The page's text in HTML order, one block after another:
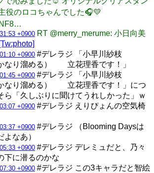
役のロコちゃんでした🎧💛
+0900 RT @merry_merume: 小日向美
[Tw:photo]
+0900 #デレラジ 「小早川紗枝
り溜める） 立花理香です！」
+0900 #デレラジ 「小早川紗枝
り溜める） 立花理香です！」につ
ら「久しぶりに聞けてうれしかった」ｗ
+0900 #デレラジ えりぴょんの空気椅
+0900 #デレラジ （Blooming Daysは
なあ）
+0900 #デレラジ デレミュだと、乃々
下に潜るのかな
+0900 #デレラジ この3キャラだと智絵